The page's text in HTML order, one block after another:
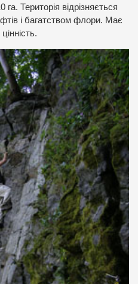
Територія відрізняється
і багатством флори. Має